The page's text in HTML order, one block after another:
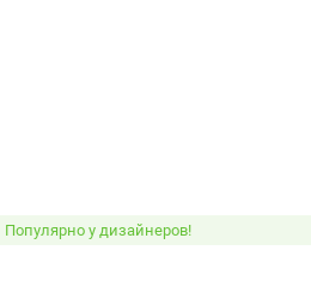
Популярно у дизайнеров!